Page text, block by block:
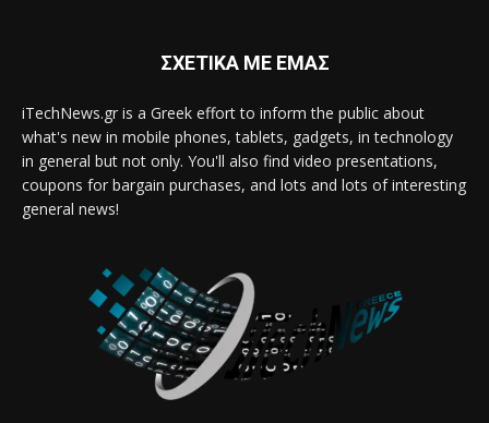
ΣΧΕΤΙΚΑ ΜΕ ΕΜΑΣ
iTechNews.gr is a Greek effort to inform the public about
what's new in mobile phones, tablets, gadgets, in technology
in general but not only. You'll also find video presentations,
coupons for bargain purchases, and lots and lots of interesting
general news!